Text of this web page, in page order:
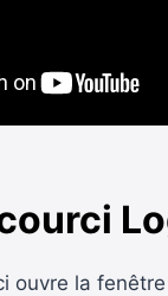
ouvre la